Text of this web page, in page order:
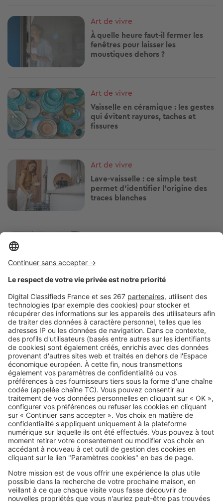
Image
Art de vivre
À quelle heure faut-il fermer les
fenêtres pour laisser les
moustiques dehors ?
Image
Art de vivre
Vaisselle en céramique : les gestes
qui évitent rayures, taches et
fissures
Image
Art de vivre
Lave-vaisselle : ce simple test
permet d’identifier l’origine des
traces blanches
Image
emplacements pour un miroir… et
ceux à éviter
SeLoger c'est aussi